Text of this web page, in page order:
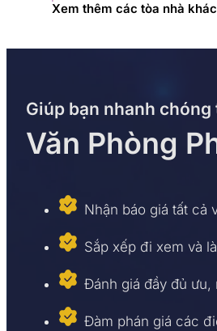
Xem thêm các tòa nhà khác
Giúp bạn nhanh
Văn Phòng
Nhận báo giá tất cả
Sắp xếp đi xem và
Đánh giá đầy đủ
Đàm phán giá các